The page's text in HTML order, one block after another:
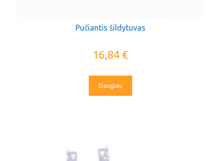
Pučiantis šildytuvas
16,84 €
Daugiau